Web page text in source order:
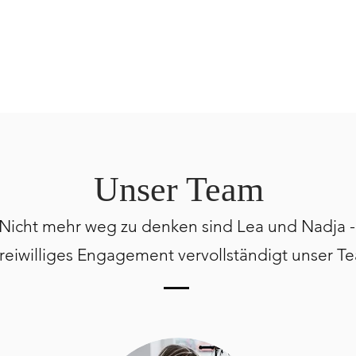
Unser Team
mehr weg zu denken sind Lea und Nadja -
Engagement vervollständigt unser